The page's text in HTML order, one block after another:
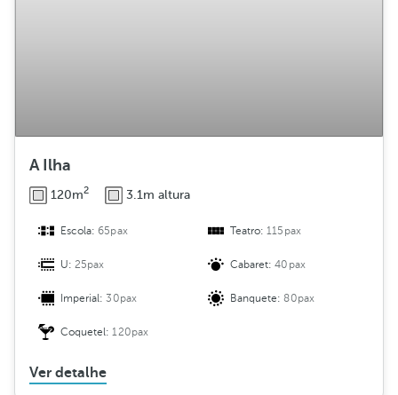
A Ilha
120m2 3.1m altura
Escola:65pax Teatro:115pax
U:25pax Cabaret:40pax
Imperial:30pax Banquete:80pax
Coquetel:120pax
Ver detalhe